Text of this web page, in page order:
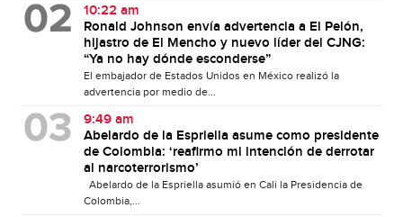
10:22 am
Ronald Johnson envía advertencia a El Pelón,
hijastro de El Mencho y nuevo líder del CJNG:
“Ya no hay dónde esconderse”
El embajador de Estados Unidos en México realizó la
advertencia por medio de...
9:49 am
Abelardo de la Espriella asume como presidente
de Colombia: ‘reafirmo mi intención de derrotar
al narcoterrorismo’
Abelardo de la Espriella asumió en Cali la Presidencia de
Colombia,...